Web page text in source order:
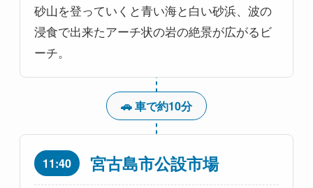
砂山を登っていくと青い海と白い砂浜、波の
浸食で出来たアーチ状の岩の絶景が広がるビ
ーチ。
🚗 車で約10分
11:40 宮古島市公設市場